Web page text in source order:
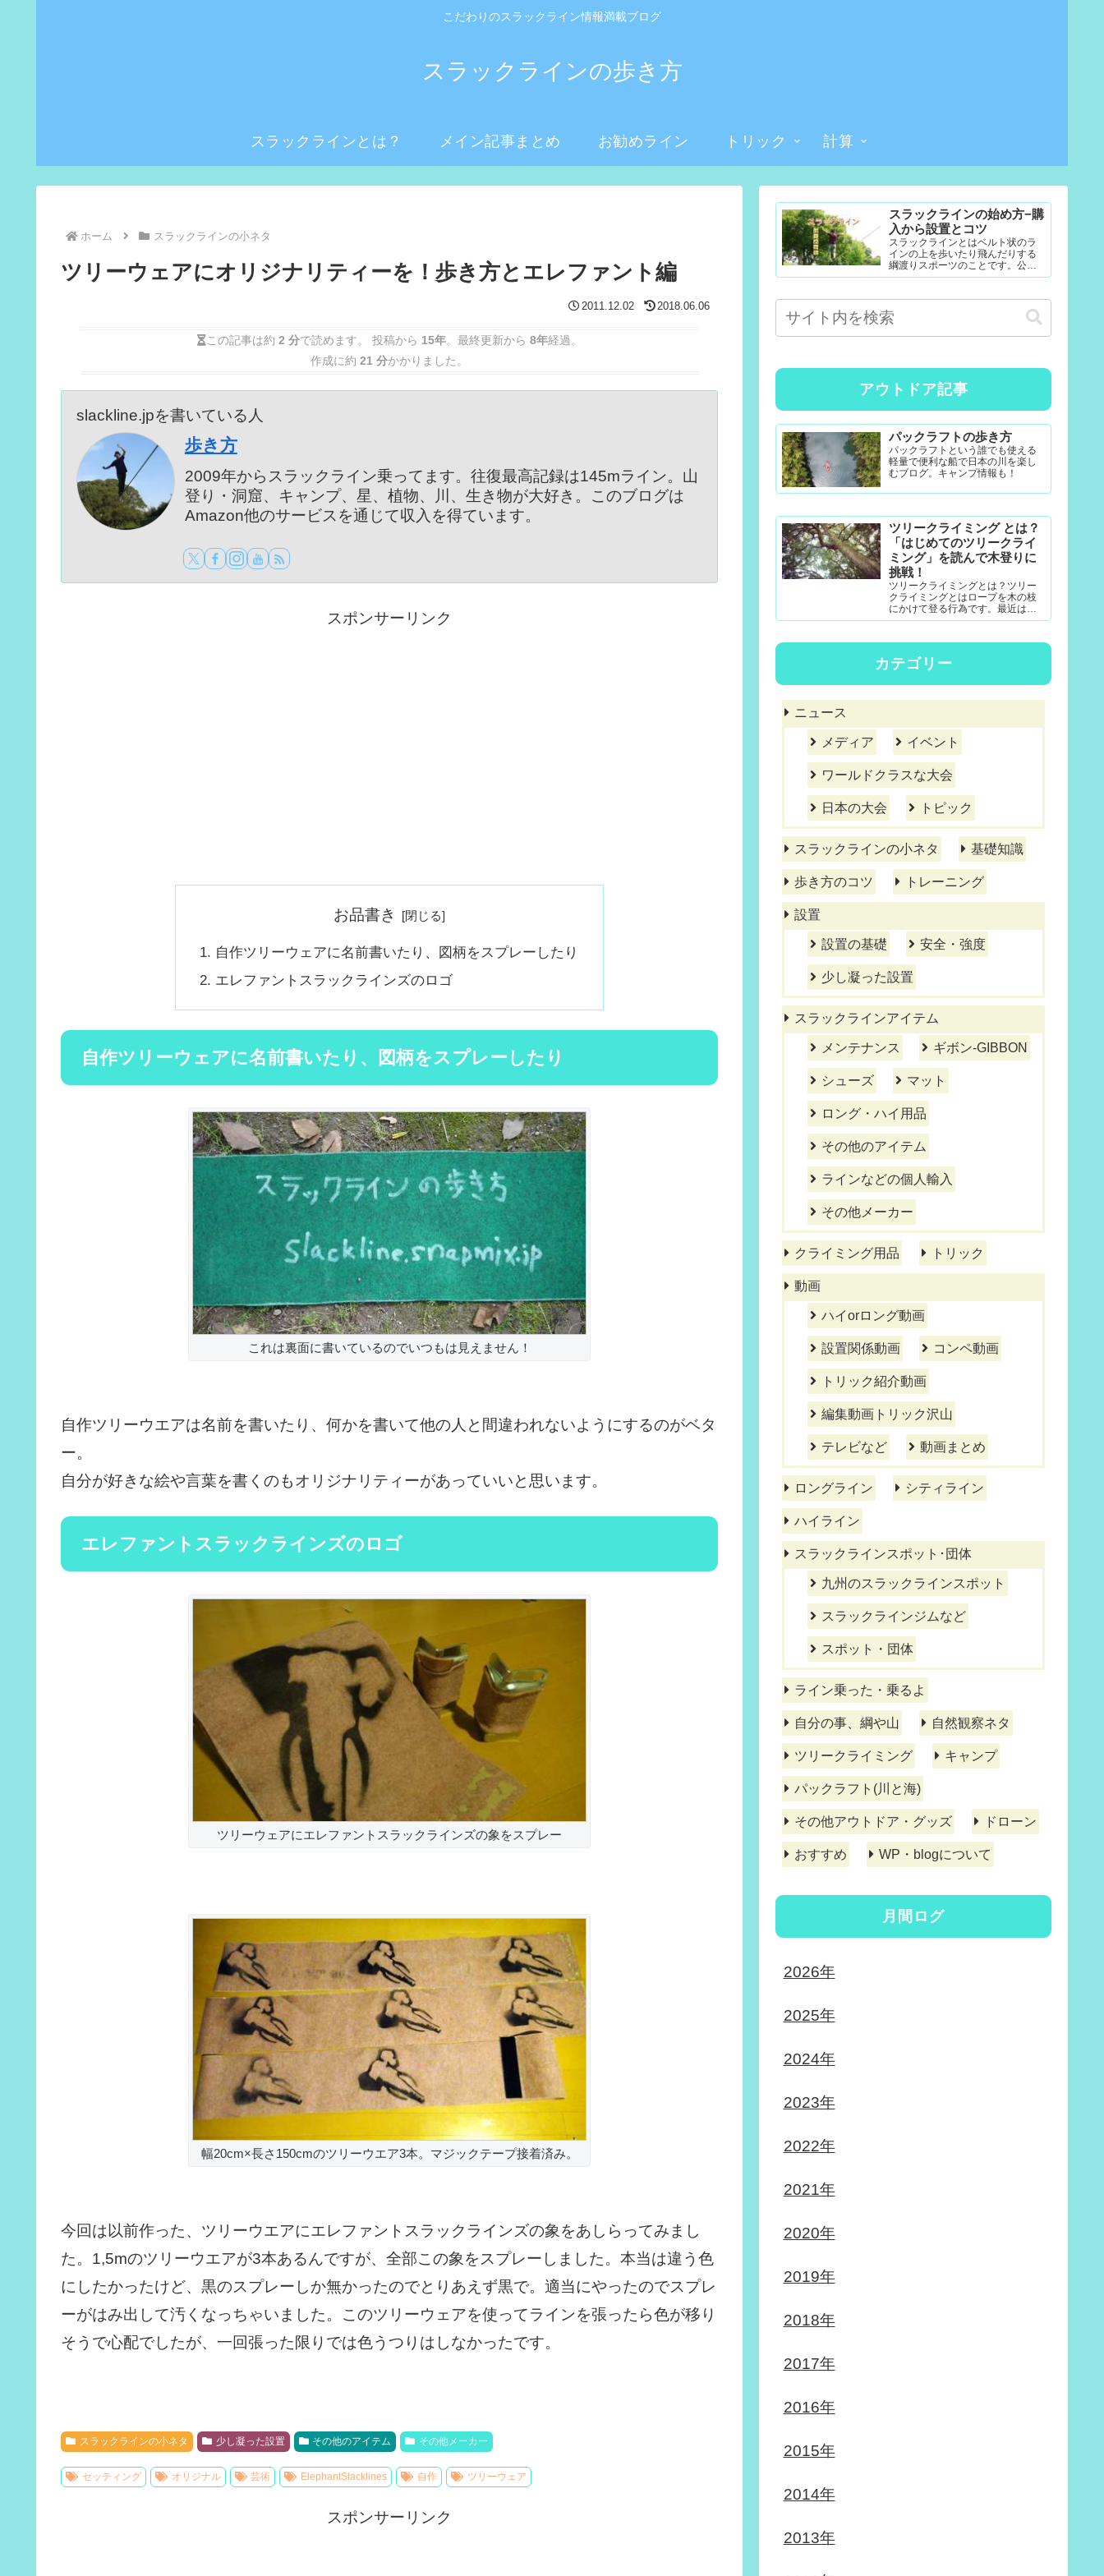
こだわりのスラックライン情報満載ブログ
スラックラインの歩き方
スラックラインとは？ メイン記事まとめ お勧めライン トリック 計算
ホーム スラックラインの小ネタ
ツリーウェアにオリジナリティーを！歩き方とエレファント編
2011.12.02 2018.06.06
この記事は約 2 分で読めます。 投稿から 15年。最終更新から 8年経過。
作成に約 21 分かかりました。
slackline.jpを書いている人
歩き方
2009年からスラックライン乗ってます。往復最高記録は145mライン。山
登り・洞窟、キャンプ、星、植物、川、生き物が大好き。このブログは
Amazon他のサービスを通じて収入を得ています。
スポンサーリンク
お品書き
自作ツリーウェアに名前書いたり、図柄をスプレーしたり
エレファントスラックラインズのロゴ
自作ツリーウェアに名前書いたり、図柄をスプレーしたり
これは裏面に書いているのでいつもは見えません！
自作ツリーウエアは名前を書いたり、何かを書いて他の人と間違われないようにするのがベタ
ー。
自分が好きな絵や言葉を書くのもオリジナリティーがあっていいと思います。
エレファントスラックラインズのロゴ
ツリーウェアにエレファントスラックラインズの象をスプレー
幅20cm×長さ150cmのツリーウエア3本。マジックテープ接着済み。
今回は以前作った、ツリーウエアにエレファントスラックラインズの象をあしらってみまし
た。1,5mのツリーウエアが3本あるんですが、全部この象をスプレーしました。本当は違う色
にしたかったけど、黒のスプレーしか無かったのでとりあえず黒で。適当にやったのでスプレ
ーがはみ出して汚くなっちゃいました。このツリーウェアを使ってラインを張ったら色が移り
そうで心配でしたが、一回張った限りでは色うつりはしなかったです。
スラックラインの小ネタ 少し凝った設置 その他のアイテム その他メーカー
セッティング オリジナル 芸術 ElephantSlacklines 自作 ツリーウェア
スポンサーリンク
スラックラインの始め方−購
入から設置とコツ
スラックラインとはベルト状のラ
インの上を歩いたり飛んだりする
綱渡りスポーツのことです。公園
やテレビなどで見たことある人も
が簡単なので幼児から大人まで楽...
アウトドア記事
パックラフトの歩き方
パックラフトという誰でも使える
軽量で便利な船で日本の川を楽し
むブログ。キャンプ情報も！
ツリークライミング とは？
「はじめてのツリークライ
ミング」を読んで木登りに
挑戦！
ツリークライミングとは？ツリー
クライミングとはロープを木の枝
にかけて登る行為です。最近は公
園アクティビティとしても一定の
ロープテクニック(MRS-ム...
カテゴリー
ニュース
メディア イベント
ワールドクラスな大会
日本の大会 トピック
スラックラインの小ネタ 基礎知識
歩き方のコツ トレーニング
設置
設置の基礎 安全・強度
少し凝った設置
スラックラインアイテム
メンテナンス ギボン-GIBBON
シューズ マット
ロング・ハイ用品
その他のアイテム
ラインなどの個人輸入
その他メーカー
クライミング用品 トリック
動画
ハイorロング動画
設置関係動画 コンペ動画
トリック紹介動画
編集動画トリック沢山
テレビなど 動画まとめ
ロングライン シティライン
ハイライン
スラックラインスポット･団体
九州のスラックラインスポット
スラックラインジムなど
スポット・団体
ライン乗った・乗るよ
自分の事、綱や山 自然観察ネタ
ツリークライミング キャンプ
パックラフト(川と海)
その他アウトドア・グッズ ドローン
おすすめ WP・blogについて
月間ログ
2026年
2025年
2024年
2023年
2022年
2021年
2020年
2019年
2018年
2017年
2016年
2015年
2014年
2013年